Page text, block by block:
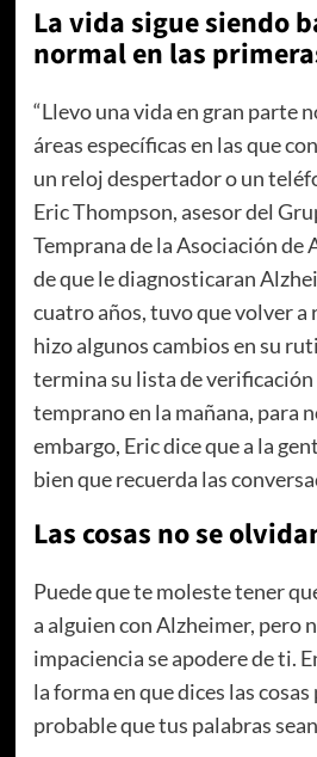
La vida sigue siendo
normal en las
“Llevo una vida en gran parte
áreas específicas en las que
un reloj despertador o un
Eric Thompson, asesor del
Temprana de la Asociación de
de que le diagnosticaran
cuatro años, tuvo que volver a
hizo algunos cambios en su
termina su lista de
temprano en la mañana, para
embargo, Eric dice que a la
bien que recuerda las
Las cosas no se
Puede que te moleste tener
a alguien con Alzheimer, pero
impaciencia se apodere de ti.
la forma en que dices las cosas
probable que tus palabras